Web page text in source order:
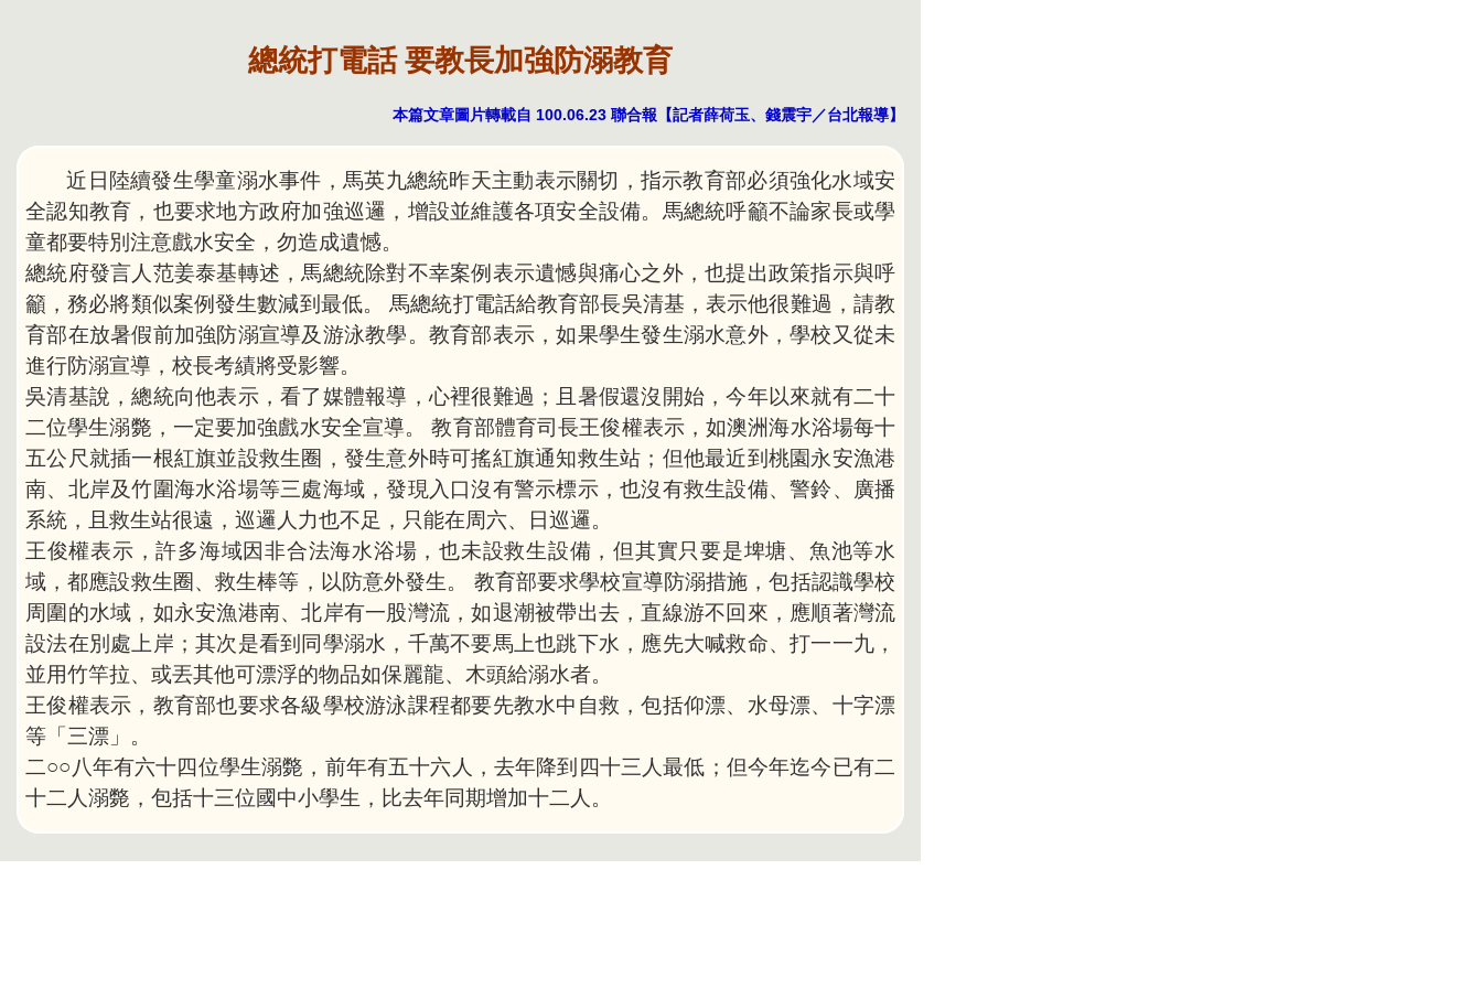
總統打電話 要教長加強防溺教育
本篇文章圖片轉載自 100.06.23 聯合報 【記者薛荷玉、錢震宇／台北報導】
近日陸續發生學童溺水事件，馬英九總統昨天主動表示關切，指示教育部必須強化水域安
全認知教育，也要求地方政府加強巡邏，增設並維護各項安全設備。馬總統呼籲不論家長或學
童都要特別注意戲水安全，勿造成遺憾。
總統府發言人范姜泰基轉述，馬總統除對不幸案例表示遺憾與痛心之外，也提出政策指示與呼
籲，務必將類似案例發生數減到最低。 馬總統打電話給教育部長吳清基，表示他很難過，請教
育部在放暑假前加強防溺宣導及游泳教學。教育部表示，如果學生發生溺水意外，學校又從未
進行防溺宣導，校長考績將受影響。
吳清基說，總統向他表示，看了媒體報導，心裡很難過；且暑假還沒開始，今年以來就有二十
二位學生溺斃，一定要加強戲水安全宣導。 教育部體育司長王俊權表示，如澳洲海水浴場每十
五公尺就插一根紅旗並設救生圈，發生意外時可搖紅旗通知救生站；但他最近到桃園永安漁港
南、北岸及竹圍海水浴場等三處海域，發現入口沒有警示標示，也沒有救生設備、警鈴、廣播
系統，且救生站很遠，巡邏人力也不足，只能在周六、日巡邏。
王俊權表示，許多海域因非合法海水浴場，也未設救生設備，但其實只要是埤塘、魚池等水
域，都應設救生圈、救生棒等，以防意外發生。 教育部要求學校宣導防溺措施，包括認識學校
周圍的水域，如永安漁港南、北岸有一股灣流，如退潮被帶出去，直線游不回來，應順著灣流
設法在別處上岸；其次是看到同學溺水，千萬不要馬上也跳下水，應先大喊救命、打一一九，
並用竹竿拉、或丟其他可漂浮的物品如保麗龍、木頭給溺水者。
王俊權表示，教育部也要求各級學校游泳課程都要先教水中自救，包括仰漂、水母漂、十字漂
等「三漂」。
二○○八年有六十四位學生溺斃，前年有五十六人，去年降到四十三人最低；但今年迄今已有二
十二人溺斃，包括十三位國中小學生，比去年同期增加十二人。